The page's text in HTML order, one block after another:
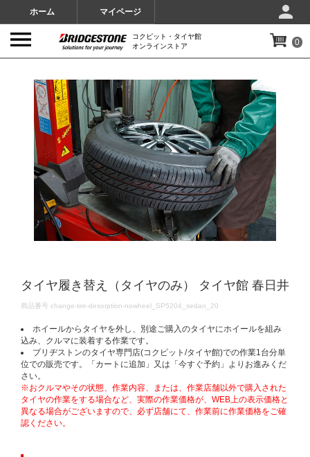
ホーム マイページ
コクピット・タイヤ館
オンラインストア
0
タイヤ履き替え（タイヤのみ） タイヤ館 春日井
DETAILS
商品番号 change-tire-desorption-nowheel_SP5204_sedan_20
ホイールからタイヤを外し、別途ご購入のタイヤにホイールを組み
込み、クルマに装着する作業です。
ブリヂストンのタイヤ専門店(コクピット/タイヤ館)での作業1台分単
位での販売です。「カートに追加」又は「今すぐ予約」よりお進みくだ
さい。
※おクルマやその状態、作業内容、または、作業店舗以外で購入された
タイヤの作業をする場合など、実際の作業価格が、WEB上の表示価格と
異なる場合がございますので、必ず店舗にて、作業前に作業価格をご確
認ください。